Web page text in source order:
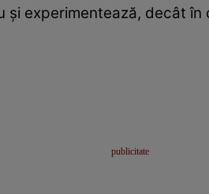
experimentează, decât